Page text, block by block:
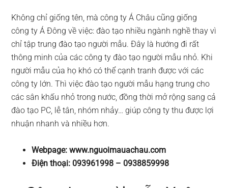
Không chỉ giống tên, mà công ty Á Châu cũng giống
công ty Á Đông về việc: đào tạo nhiều ngành nghề thay vì
chỉ tập trung đào tạo người mẫu. Đây là hướng đi rất
thông minh của các công ty đào tạo người mẫu nhỏ. Khi
người mẫu của họ khó có thể cạnh tranh được với các
công ty lớn. Thì việc đào tạo người mẫu hạng trung cho
các sân khấu nhỏ trong nước, đồng thời mở rộng sang cả
đào tạo PC, lễ tân, nhóm nhảy… giúp công ty thu được lợi
nhuận nhanh và nhiều hơn.
Webpage: www.nguoimauachau.com
Điện thoại: 093961998 – 0938859998